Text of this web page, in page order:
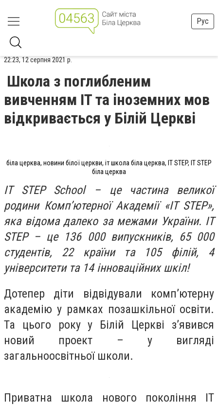
Рус
22:23, 12 серпня 2021 р.
Школа з поглибленим
вивченням IT та іноземних мов
відкривається у Білій Церкві
біла церква, новини білої церкви, іт школа біла церква, IT STEP, IT STEP
біла церква
IT STEP School – це частина великої
родини Комп’ютерної Академії «IT STEP»,
яка відома далеко за межами України. IT
STEP – це 136 000 випускників, 65 000
студентів, 22 країни та 105 філій, 4
університети та 14 інноваційних шкіл!
Дотепер діти відвідували комп’ютерну
академію у рамках позашкільної освіти.
Та цього року у Білій Церкві з’явився
новий проект – у вигляді
загальноосвітньої школи.
Приватна школа нового покоління IT